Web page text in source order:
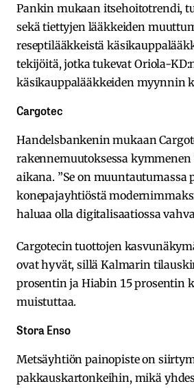
Pankin mukaan itsehoitotrendi,
sekä tiettyjen lääkkeiden
reseptilääkkeistä
tekijöitä, jotka tukevat Oriola-
käsikauppalääkkeiden myynnin
Cargotec
Handelsbankenin mukaan
rakennemuutoksessa
aikana. ”Se on muuntautumassa
konepajayhtiöstä
haluaa olla digitalisaatiossa
Cargotecin tuottojen
ovat hyvät, sillä Kalmarin
prosentin ja Hiabin 15 prosentin
muistuttaa.
Stora Enso
Metsäyhtiön painopiste on
pakkauskartonkeihin, mikä